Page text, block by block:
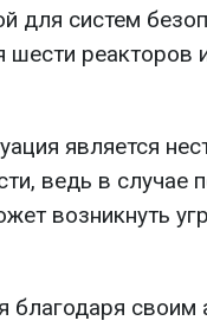
для систем
шести реакторов
является
ведь в случае
возникнуть
благодаря